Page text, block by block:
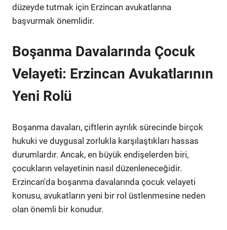
düzeyde tutmak için Erzincan avukatlarına
başvurmak önemlidir.
Boşanma Davalarında Çocuk
Velayeti: Erzincan Avukatlarının
Yeni Rolü
Boşanma davaları, çiftlerin ayrılık sürecinde birçok
hukuki ve duygusal zorlukla karşılaştıkları hassas
durumlardır. Ancak, en büyük endişelerden biri,
çocukların velayetinin nasıl düzenleneceğidir.
Erzincan'da boşanma davalarında çocuk velayeti
konusu, avukatların yeni bir rol üstlenmesine neden
olan önemli bir konudur.